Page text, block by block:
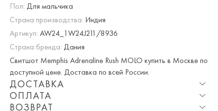
Пол: Для мальчика
Страна производства: Индия
Артикул: AW24_1W24J211/8936
Страна бренда: Дания
Свитшот Memphis Adrenaline Rush MOLO купить в Москве по
доступной цене. Доставка по всей России.
ДОСТАВКА
Опция частичная доставка и примерка доступна для
ОПЛАТА
ВОЗВРАТ